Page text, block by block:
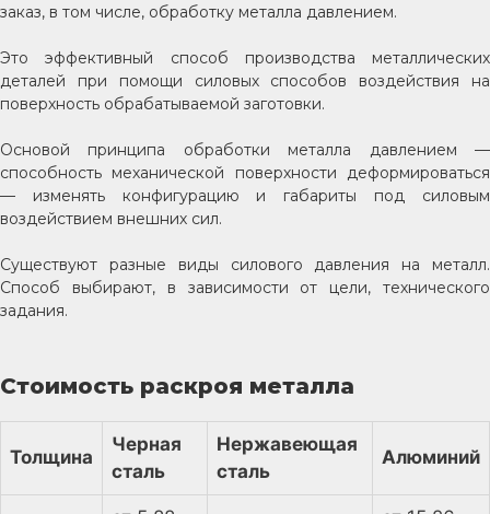
заказ, в том числе, обработку металла давлением.
Это эффективный способ производства металлических
деталей при помощи силовых способов воздействия на
поверхность обрабатываемой заготовки.
Основой принципа обработки металла давлением —
способность механической поверхности деформироваться
— изменять конфигурацию и габариты под силовым
воздействием внешних сил.
Существуют разные виды силового давления на металл.
Способ выбирают, в зависимости от цели, технического
задания.
Стоимость раскроя металла
Толщина
Черная
сталь
Нержавеющая
сталь
Алюминий